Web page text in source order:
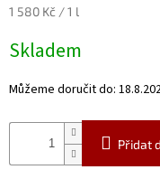
Měna
Měrná
1 580 Kč / 1 l
Skladem
Můžeme doručit do:
Přidat